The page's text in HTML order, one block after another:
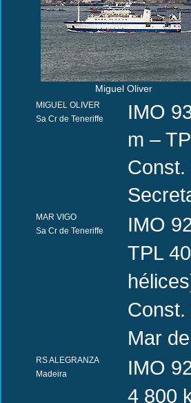
Miguel Oliver
MIGUEL OLIVER
Sa Cr de Teneriffe
IMO
m –
Const.
MAR VIGO
Sa Cr de Teneriffe
IMO
TPL
Mar
RS ALEGRANZA
Madeira
IMO
4 800